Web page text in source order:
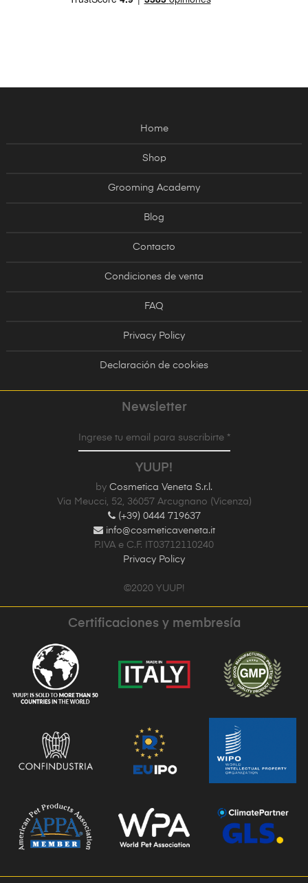
Home
Shop
Grooming Academy
Blog
Contacto
Condiciones de venta
FAQ
Privacy Policy
Declaración de cookies
Newsletter
Ingrese tu email para suscribirte *
YUUP!
by Cosmetica Veneta S.r.l.
Via Meucci, 52, 36057 Arcugnano (Vicenza)
(+39) 0444 719637
info@cosmeticaveneta.it
P.IVA e C.F. IT03712110240
Privacy Policy
©2020 YUUP!
Certificaciones y membresía